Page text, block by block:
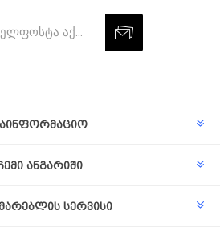
ანგარიში
სერვისი